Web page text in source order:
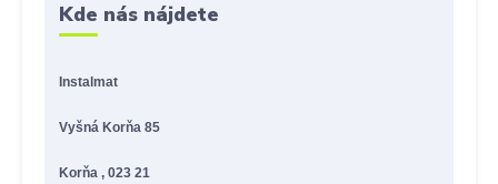
Kde nás nájdete
Instalmat
Vyšná Korňa 85
Korňa , 023 21